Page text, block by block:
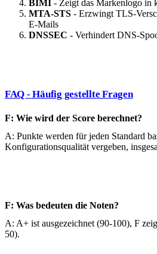
BIMI - Zeigt das Markenlogo in
MTA-STS - Erzwingt TLS-
E-Mails
DNSSEC - Verhindert DNS-
FAQ - Häufig gestellte Fragen
F: Wie wird der Score berechnet?
A: Punkte werden für jeden Standard
Konfigurationsqualität vergeben,
F: Was bedeuten die Noten?
A: A+ ist ausgezeichnet (90-100), F
50).